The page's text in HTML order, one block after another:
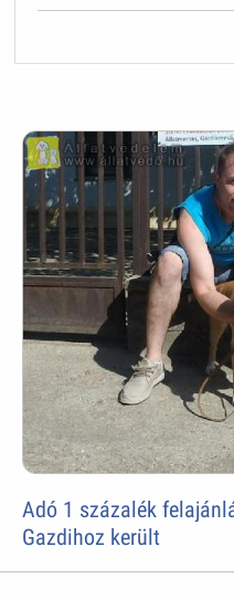
Adó 1 százalék
Gazdihoz került